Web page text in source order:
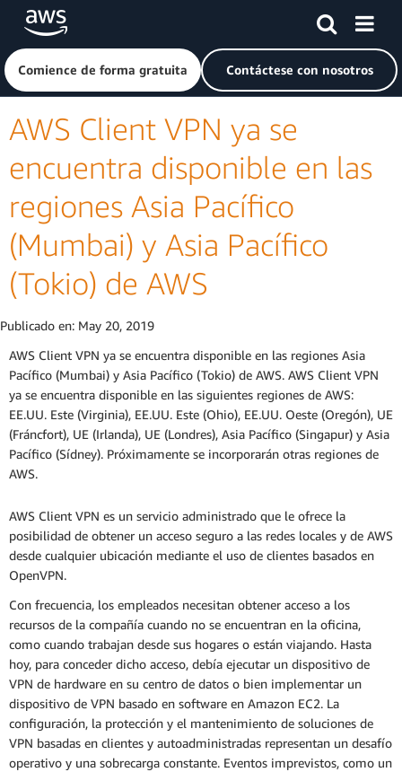
Saltar al contenido principal
Haga clic aquí para volver a la página de inicio de Amazon
Comience de forma gratuita Contáctese con nosotros
AWS Client VPN ya se
encuentra disponible en las
regiones Asia Pacífico
(Mumbai) y Asia Pacífico
(Tokio) de AWS
Publicado en: May 20, 2019
AWS Client VPN ya se encuentra disponible en las regiones Asia
Pacífico (Mumbai) y Asia Pacífico (Tokio) de AWS. AWS Client VPN
ya se encuentra disponible en las siguientes regiones de AWS:
EE.UU. Este (Virginia), EE.UU. Este (Ohio), EE.UU. Oeste (Oregón), UE
(Fráncfort), UE (Irlanda), UE (Londres), Asia Pacífico (Singapur) y Asia
Pacífico (Sídney). Próximamente se incorporarán otras regiones de
AWS.
AWS Client VPN es un servicio administrado que le ofrece la
posibilidad de obtener un acceso seguro a las redes locales y de AWS
desde cualquier ubicación mediante el uso de clientes basados en
OpenVPN.
Con frecuencia, los empleados necesitan obtener acceso a los
recursos de la compañía cuando no se encuentran en la oficina,
como cuando trabajan desde sus hogares o están viajando. Hasta
hoy, para conceder dicho acceso, debía ejecutar un dispositivo de
VPN de hardware en su centro de datos o bien implementar un
dispositivo de VPN basado en software en Amazon EC2. La
configuración, la protección y el mantenimiento de soluciones de
VPN basadas en clientes y autoadministradas representan un desafío
operativo y una sobrecarga constante. Eventos imprevistos, como un